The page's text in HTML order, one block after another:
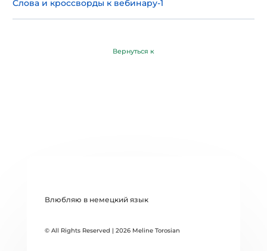
Слова и кроссворды к вебинару-1
Вернуться к
Влюбляю в немецкий язык
© All Rights Reserved | 2026 Meline Torosian